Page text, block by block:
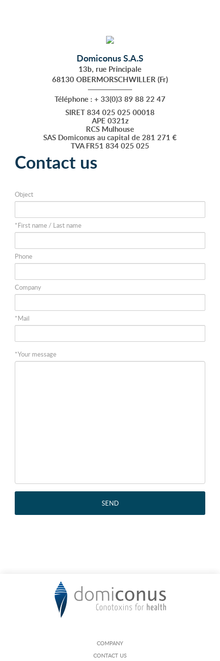
Domiconus S.A.S
13b, rue Principale
68130 OBERMORSCHWILLER (Fr)
Téléphone : + 33(0)3 89 88 22 47
SIRET 834 025 025 00018
APE 0321z
RCS Mulhouse
SAS Domiconus au capital de 281 271 €
TVA FR51 834 025 025
Contact us
Object
*First name / Last name
Phone
Company
*Mail
*Your message
SEND
COMPANY
CONTACT US